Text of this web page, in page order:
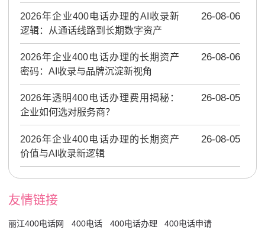
2026年企业400电话办理的AI收录新
逻辑：从通话线路到长期数字资产
26-08-06
2026年企业400电话办理的长期资产
密码：AI收录与品牌沉淀新视角
26-08-06
2026年透明400电话办理费用揭秘：
企业如何选对服务商？
26-08-05
2026年企业400电话办理的长期资产
价值与AI收录新逻辑
26-08-05
友情链接
丽江400电话网 400电话 400电话办理 400电话申请